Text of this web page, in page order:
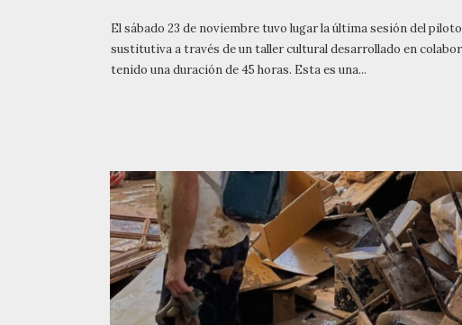
El sábado 23 de noviembre tuvo lugar la última sesión del
sustitutiva a través de un taller cultural desarrollado en
tenido una duración de 45 horas. Esta es una...